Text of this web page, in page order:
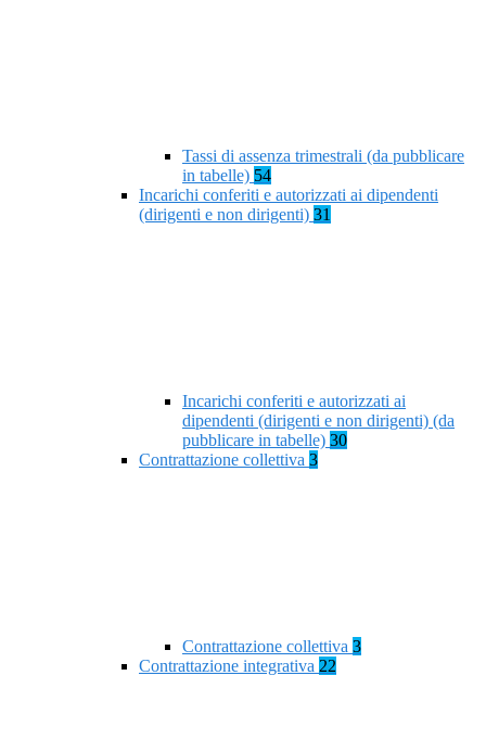
Tassi di assenza trimestrali (da pubblicare
in tabelle) 54
Incarichi conferiti e autorizzati ai dipendenti
(dirigenti e non dirigenti) 31
Incarichi conferiti e autorizzati ai
dipendenti (dirigenti e non dirigenti) (da
pubblicare in tabelle) 30
Contrattazione collettiva 3
Contrattazione collettiva 3
Contrattazione integrativa 22